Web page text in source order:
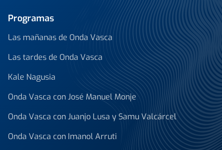
Programas
Las mañanas de Onda Vasca
Las tardes de Onda Vasca
Kale Nagusia
Onda Vasca con José Manuel Monje
Onda Vasca con Juanjo Lusa y Samu Valcárcel
Onda Vasca con Imanol Arruti